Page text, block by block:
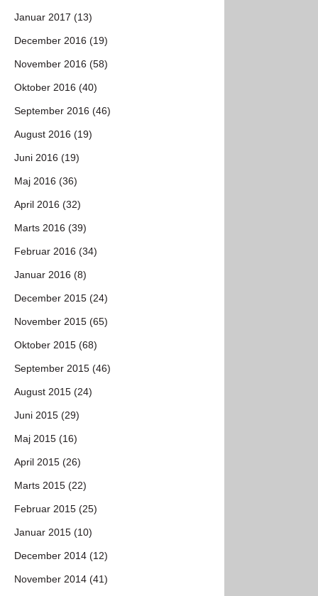
Januar 2017 (13)
December 2016 (19)
November 2016 (58)
Oktober 2016 (40)
September 2016 (46)
August 2016 (19)
Juni 2016 (19)
Maj 2016 (36)
April 2016 (32)
Marts 2016 (39)
Februar 2016 (34)
Januar 2016 (8)
December 2015 (24)
November 2015 (65)
Oktober 2015 (68)
September 2015 (46)
August 2015 (24)
Juni 2015 (29)
Maj 2015 (16)
April 2015 (26)
Marts 2015 (22)
Februar 2015 (25)
Januar 2015 (10)
December 2014 (12)
November 2014 (41)